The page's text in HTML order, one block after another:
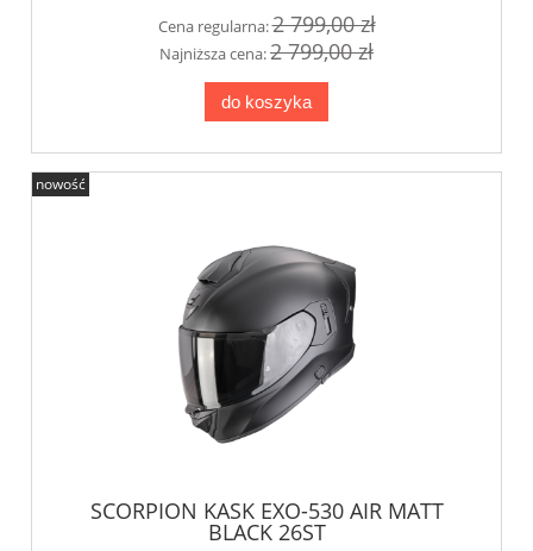
Cena regularna:2 799,00 zł
Najniższa cena:2 799,00 zł
do koszyka
SCORPION KASK EXO-530 AIR MATT
BLACK 26ST
nowość